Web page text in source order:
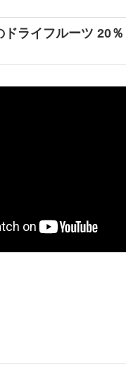
ドライフルーツ 20